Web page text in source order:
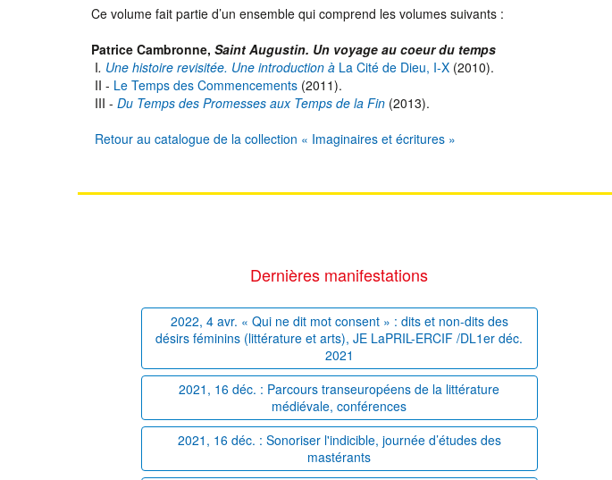
Ce volume fait partie d’un ensemble qui comprend les volumes suivants :
Patrice Cambronne, Saint Augustin. Un voyage au coeur du temps
I. Une histoire revisitée. Une introduction à La Cité de Dieu, I-X (2010).
II - Le Temps des Commencements (2011).
III - Du Temps des Promesses aux Temps de la Fin (2013).
Retour au catalogue de la collection « Imaginaires et écritures »
Dernières manifestations
2022, 4 avr. « Qui ne dit mot consent » : dits et non-dits des
désirs féminins (littérature et arts), JE LaPRIL-ERCIF /DL1er déc.
2021
2021, 16 déc. : Parcours transeuropéens de la littérature
médiévale, conférences
2021, 16 déc. : Sonoriser l'indicible, journée d’études des
mastérants